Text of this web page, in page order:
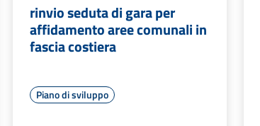
rinvio seduta di gara per
affidamento aree comunali in
fascia costiera
Piano di sviluppo